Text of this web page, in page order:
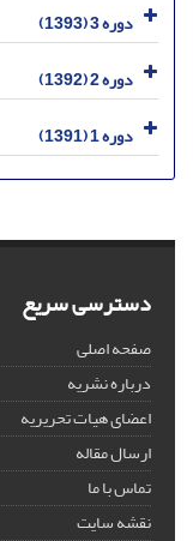
دوره 3 (1393)
دوره 2 (1392)
دوره 1 (1391)
دسترسی سریع
صفحه اصلی
درباره نشریه
اعضای هیات تحریریه
ارسال مقاله
تماس با ما
نقشه سایت